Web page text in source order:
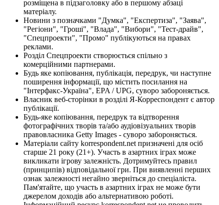
розміщена в підзаголовку або в першому абзаці
матеріалу.
Новини з позначками "Думка", "Експертиза", "Заява",
"Регіони", "Гроші", "Влада", "Вибори", "Тест-драйв",
"Спецпроекти", "Промо" публікуються на правах
реклами.
Розділ Спецпроекти створюється спільно з
комерційними партнерами.
Будь яке копіювання, публікація, передрук, чи наступне
поширення інформації, що містить посилання на
"Інтерфакс-Україна", EPA / UPG, суворо забороняється.
Власник веб-сторінки в розділі Я-Корреспондент є автор
публікації.
Будь-яке копіювання, передрук та відтворення
фотографічних творів та/або аудіовізуальних творів
правовласника Getty Images - суворо забороняється.
Матеріали сайту korrespondent.net призначені для осіб
старше 21 року (21+). Участь в азартних іграх може
викликати ігрову залежність. Дотримуйтесь правил
(принципів) відповідальної гри. При виявленні перших
ознак залежності негайно зверніться до спеціаліста.
Пам'ятайте, що участь в азартних іграх не може бути
джерелом доходів або альтернативою роботі.